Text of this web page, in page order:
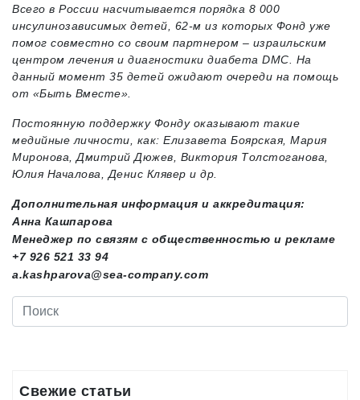
Всего в России насчитывается порядка 8 000
инсулинозависимых детей, 62-м из которых Фонд уже
помог совместно со своим партнером – израильским
центром лечения и диагностики диабета DMC. На
данный момент 35 детей ожидают очереди на помощь
от «Быть Вместе».
Постоянную поддержку Фонду оказывают такие
медийные личности, как: Елизавета Боярская, Мария
Миронова, Дмитрий Дюжев, Виктория Толстоганова,
Юлия Началова, Денис Клявер и др.
Дополнительная информация и аккредитация:
Анна Кашпарова
Менеджер по связям с общественностью и рекламе
+7 926 521 33 94
a.kashparova@sea-company.com
Свежие статьи